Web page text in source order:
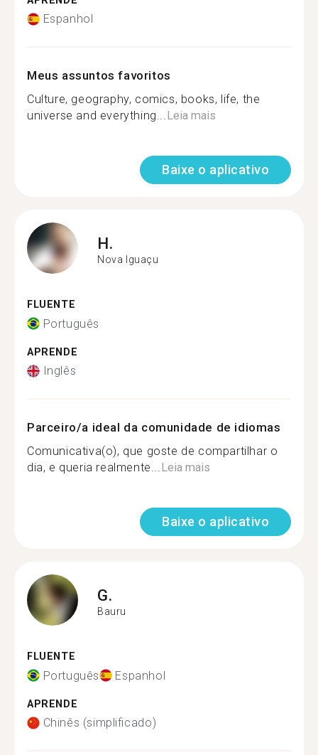
Espanhol
Meus assuntos favoritos
Culture, geography, comics, books, life, the
universe and everything...Leia mais
Baixe o aplicativo
H.
Nova Iguaçu
FLUENTE
Português
APRENDE
Inglês
Parceiro/a ideal da comunidade de idiomas
Comunicativa(o), que goste de compartilhar o
dia, e queria realmente...Leia mais
Baixe o aplicativo
G.
Bauru
FLUENTE
Português Espanhol
APRENDE
Chinês (simplificado)